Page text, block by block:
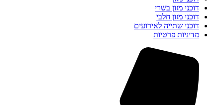
דוכני מזון בשרי
דוכני מזון חלבי
דוכני שתייה לאירועים
מדיניות פרטיות